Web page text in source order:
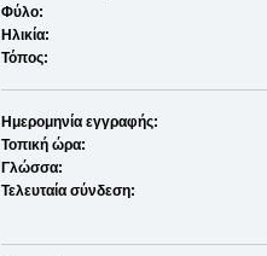
Φύλο:
Ηλικία:
Τόπος:
Ημερομηνία εγγραφής:
Τοπική ώρα:
Γλώσσα:
Τελευταία σύνδεση: